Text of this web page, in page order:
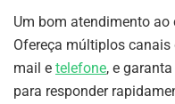
Um bom atendimento ao
Ofereça múltiplos canais
mail e telefone, e
para responder